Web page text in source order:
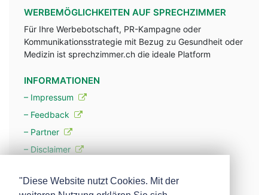
WERBEMÖGLICHKEITEN AUF SPRECHZIMMER
Für Ihre Werbebotschaft, PR-Kampagne oder
Kommunikationsstrategie mit Bezug zu Gesundheit oder
Medizin ist sprechzimmer.ch die ideale Platform
INFORMATIONEN
– Impressum
– Feedback
– Partner
– Disclaimer
"Diese Website nutzt Cookies. Mit der